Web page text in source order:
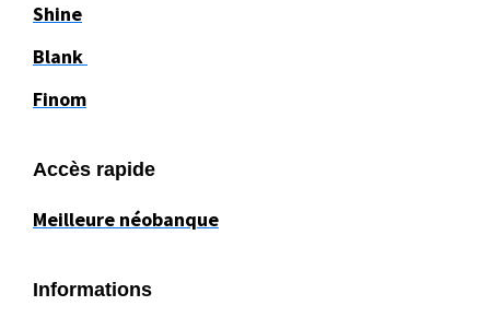
Shine
Blank
Finom
Accès rapide
Meilleure néobanque
Informations